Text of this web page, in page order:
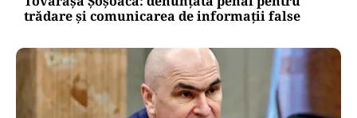
trădare și comunicarea de informații false